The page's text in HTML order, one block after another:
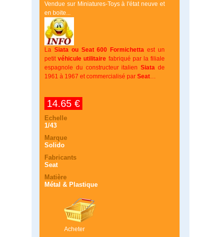
Vendue sur Miniatures-Toys à l'état neuve et
en boite...
La Siata ou Seat 600 Formichetta est un
petitvéhicule utilitaire fabriqué par la filiale
espagnole du constructeur italienSiata de
1961 à 1967 et commercialisé par Seat…
14.65 €
Echelle
1/43
Marque
Solido
Fabricants
Seat
Matière
Métal & Plastique
Acheter